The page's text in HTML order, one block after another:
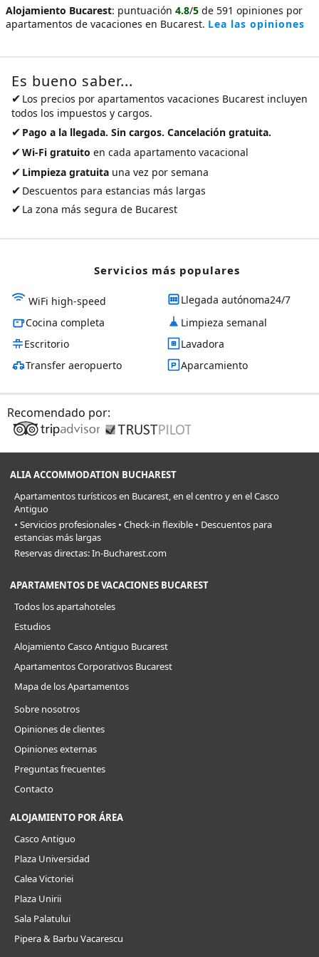
Alojamiento Bucarest: puntuación 4.8/5 de 591 opiniones por
apartamentos de vacaciones en Bucarest. Lea las opiniones
Es bueno saber...
✔ Los precios por apartamentos vacaciones Bucarest incluyen
todos los impuestos y cargos.
✔ Pago a la llegada. Sin cargos. Cancelación gratuita.
✔Wi-Fi gratuito en cada apartamento vacacional
✔ Limpieza gratuita una vez por semana
✔ Descuentos para estancias más largas
✔ La zona más segura de Bucarest
Servicios más populares
WiFi high-speed
Llegada autónoma24/7
Cocina completa
Limpieza semanal
Escritorio
Lavadora
Transfer aeropuerto
Aparcamiento
Recomendado por:
ALIA ACCOMMODATION BUCHAREST
Apartamentos turísticos en Bucarest, en el centro y en el Casco
Antiguo
• Servicios profesionales • Check-in flexible • Descuentos para
estancias más largas
Reservas directas: In-Bucharest.com
APARTAMENTOS DE VACACIONES BUCAREST
Todos los apartahoteles
Estudios
Alojamiento Casco Antiguo Bucarest
Apartamentos Corporativos Bucarest
Mapa de los Apartamentos
Sobre nosotros
Opiniones de clientes
Opiniones externas
Preguntas frecuentes
Contacto
ALOJAMIENTO POR ÁREA
Casco Antiguo
Plaza Universidad
Calea Victoriei
Plaza Unirii
Sala Palatului
Pipera & Barbu Vacarescu